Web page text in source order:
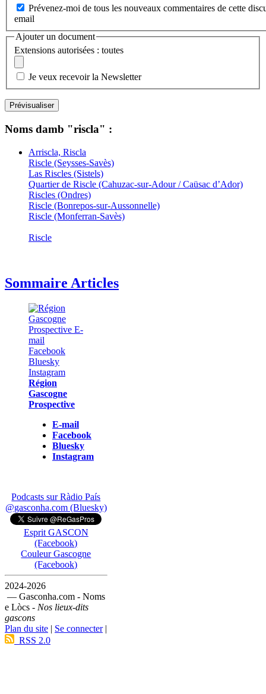
Prévenez-moi de tous les nouveaux commentaires de cette
email
Ajouter un document
Extensions autorisées : toutes
Je veux recevoir la Newsletter
Noms damb "riscla" :
Arriscla, Riscla
Riscle (Seysses-Savès)
Las Riscles (Sistels)
Quartier de Riscle (Cahuzac-sur-Adour / Caüsac d’Ador)
Riscles (Ondres)
Riscle (Bonrepos-sur-Aussonnelle)
Riscle (Monferran-Savès)
Riscle
Sommaire Articles
Région
Gascogne
Prospective
E-mail
Facebook
Bluesky
Instagram
Podcasts sur Ràdio País
@gasconha.com (Bluesky)
Esprit GASCON
(Facebook)
Couleur Gascogne
(Facebook)
2024-2026
— Gasconha.com - Noms
e Lòcs - Nos lieux-dits
gascons
Plan du site | Se connecter|
RSS 2.0